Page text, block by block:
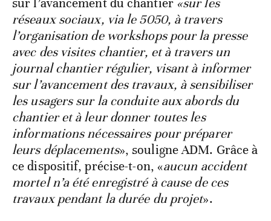
sur l’avancement du chantier «sur les
réseaux sociaux, via le 5050, à travers
l’organisation de workshops pour la presse
avec des visites chantier, et à travers un
journal chantier régulier, visant à informer
sur l’avancement des travaux, à sensibiliser
les usagers sur la conduite aux abords du
chantier et à leur donner toutes les
informations nécessaires pour préparer
leurs déplacements», souligne ADM. Grâce à
ce dispositif, précise-t-on, «aucun accident
mortel n’a été enregistré à cause de ces
travaux pendant la durée du projet».